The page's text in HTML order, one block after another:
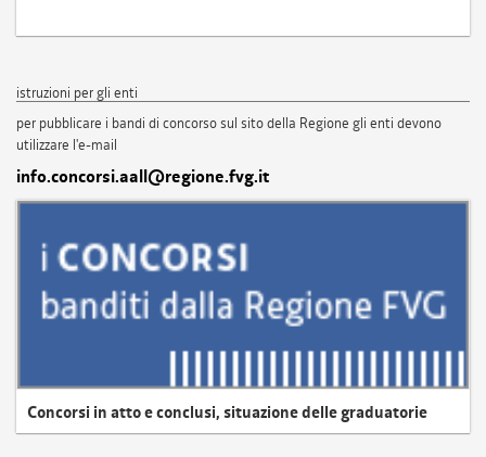
istruzioni per gli enti
per pubblicare i bandi di concorso sul sito della Regione gli enti devono
utilizzare l'e-mail
info.concorsi.aall@regione.fvg.it
Concorsi in atto e conclusi, situazione delle graduatorie